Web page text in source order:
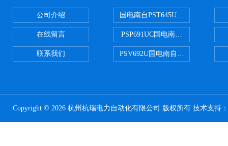
公司介绍
在线留言
联系我们
国电南自PST645UX微机综保
PSP691UC国电南自PSP691UC
PSV692U国电南自PSV692U PT并
Copyright © 2026 杭州杭瑞电力自动化有限公司 版权所有 技术支持：